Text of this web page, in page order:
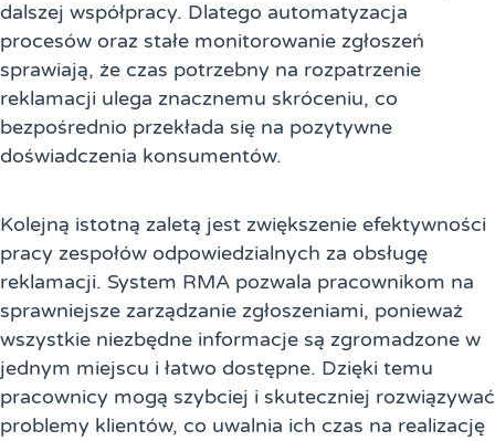
dalszej współpracy. Dlatego automatyzacja
procesów oraz stałe monitorowanie zgłoszeń
sprawiają, że czas potrzebny na rozpatrzenie
reklamacji ulega znacznemu skróceniu, co
bezpośrednio przekłada się na pozytywne
doświadczenia konsumentów.
Kolejną istotną zaletą jest zwiększenie efektywności
pracy zespołów odpowiedzialnych za obsługę
reklamacji. System RMA pozwala pracownikom na
sprawniejsze zarządzanie zgłoszeniami, ponieważ
wszystkie niezbędne informacje są zgromadzone w
jednym miejscu i łatwo dostępne. Dzięki temu
pracownicy mogą szybciej i skuteczniej rozwiązywać
problemy klientów, co uwalnia ich czas na realizację